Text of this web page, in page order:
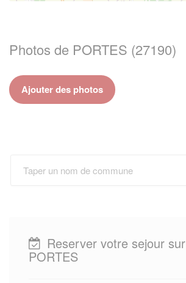
Photos de PORTES (27190)
Ajouter des photos
Reserver votre sejour sur
PORTES